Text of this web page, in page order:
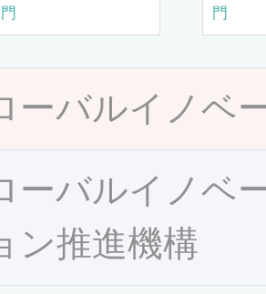
門
ーバルイノベ
ーバルイノベ
ン推進機構